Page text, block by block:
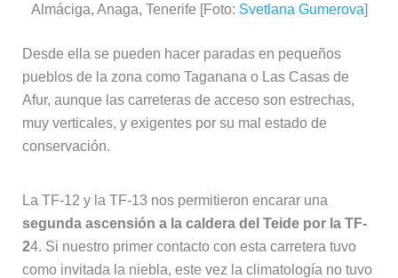
Almáciga, Anaga, Tenerife [Foto: Svetlana Gumerova]
Desde ella se pueden hacer paradas en pequeños
pueblos de la zona como Taganana o Las Casas de
Afur, aunque las carreteras de acceso son estrechas,
muy verticales, y exigentes por su mal estado de
conservación.
La TF-12 y la TF-13 nos permitieron encarar una
segunda ascensión a la caldera del Teide por la TF-
24. Si nuestro primer contacto con esta carretera tuvo
como invitada la niebla, este vez la climatología no tuvo